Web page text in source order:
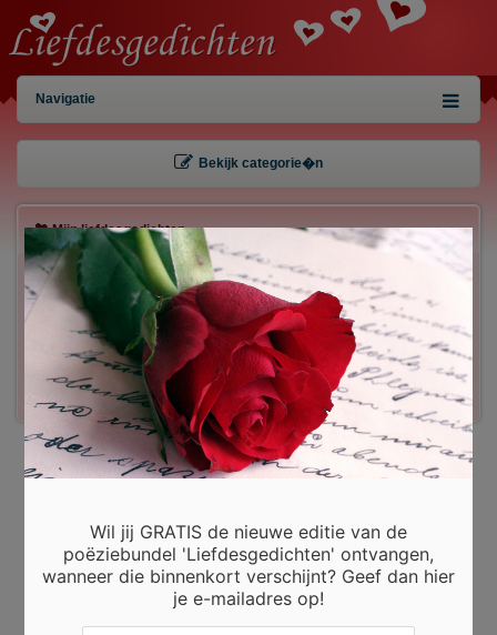
Navigatie
Bekijk categorie�n
Mijn liefdesgedichten
Gebruiker:
Wachtwoord:
Inloggen!
Registreren Gegevens kwijt?
Wil jij GRATIS de nieuwe editie van de
poëziebundel 'Liefdesgedichten' ontvangen,
wanneer die binnenkort verschijnt? Geef dan hier
je e-mailadres op!